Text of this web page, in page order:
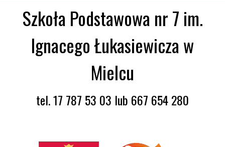
Szkoła Podstawowa nr 7 im.
Ignacego Łukasiewicza w
Mielcu
tel. 17 787 53 03 lub 667 654 280